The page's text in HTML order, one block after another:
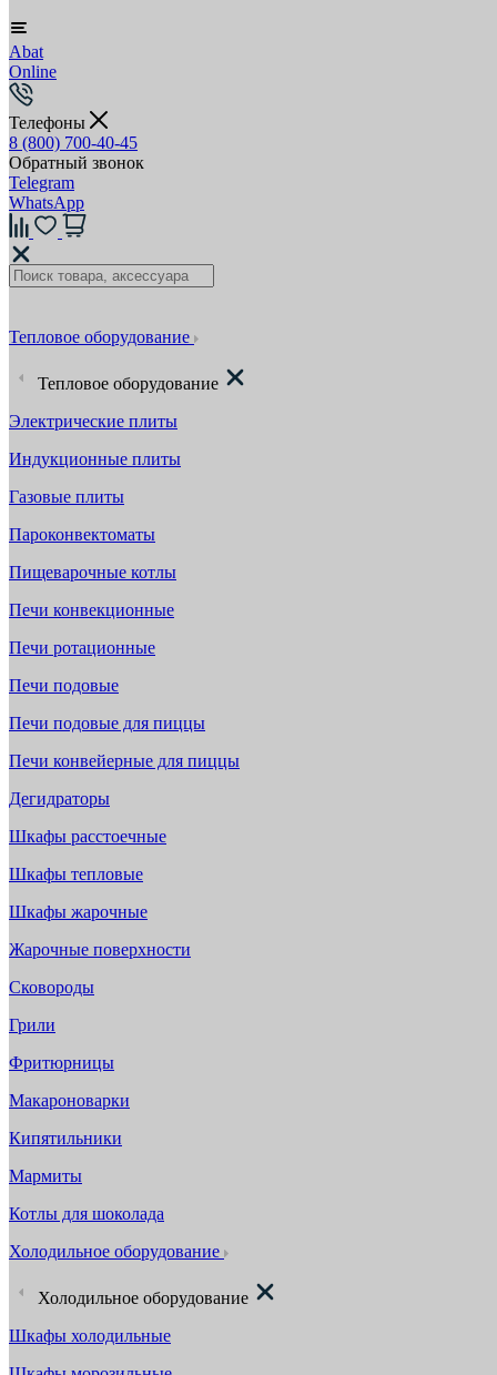
Abat
Online
Телефоны
8 (800) 700-40-45
Обратный звонок
Telegram
WhatsApp
Тепловое оборудование
Тепловое оборудование
Электрические плиты
Индукционные плиты
Газовые плиты
Пароконвектоматы
Пищеварочные котлы
Печи конвекционные
Печи ротационные
Печи подовые
Печи подовые для пиццы
Печи конвейерные для пиццы
Дегидраторы
Шкафы расстоечные
Шкафы тепловые
Шкафы жарочные
Жарочные поверхности
Сковороды
Грили
Фритюрницы
Макароноварки
Кипятильники
Мармиты
Котлы для шоколада
Холодильное оборудование
Холодильное оборудование
Шкафы холодильные